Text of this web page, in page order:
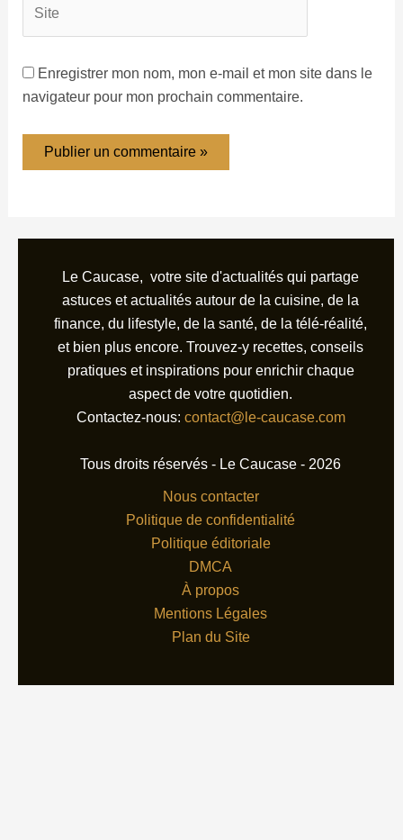
Enregistrer mon nom, mon e-mail et mon site dans le
navigateur pour mon prochain commentaire.
Le Caucase, votre site d'actualités qui partage
astuces et actualités autour de la cuisine, de la
finance, du lifestyle, de la santé, de la télé-réalité,
et bien plus encore. Trouvez-y recettes, conseils
pratiques et inspirations pour enrichir chaque
aspect de votre quotidien.
Contactez-nous: contact@le-caucase.com
Tous droits réservés - Le Caucase - 2026
Nous contacter
Politique de confidentialité
Politique éditoriale
DMCA
À propos
Mentions Légales
Plan du Site